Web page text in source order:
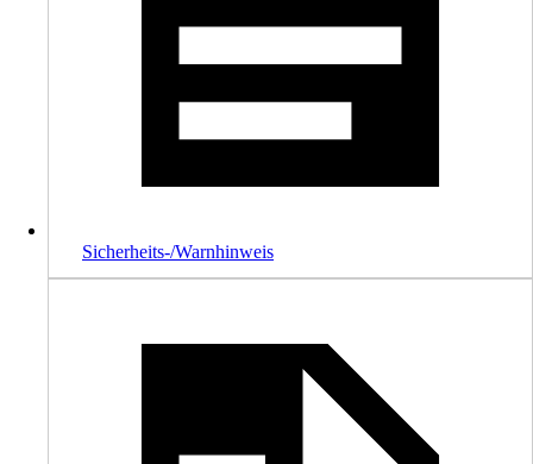
Sicherheits-/Warnhinweis